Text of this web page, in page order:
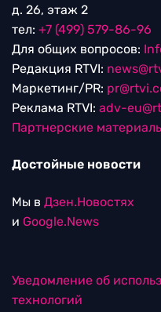
д. 26, этаж 2
тел: +7 (499) 579-86-96
Для общих вопросов:
Редакция RTVI:
Маркетинг/PR:
Реклама RTVI: adv-
Партнерские
Достойные новости
Мы в Дзен.Новостях
и Google.News
Уведомление об
технологий